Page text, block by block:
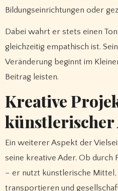
Bildungseinrichtungen oder
Dabei wahrt er stets einen
gleichzeitig empathisch ist.
Veränderung beginnt im
Beitrag leisten.
Kreative
künstlerischer
Ein weiterer Aspekt der
seine kreative Ader. Ob durch
– er nutzt künstlerische Mittel,
transportieren und